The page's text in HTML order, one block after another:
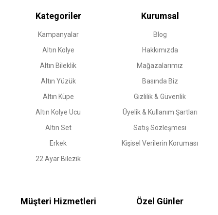
Kategoriler
Kampanyalar
Altın Kolye
Altın Bileklik
Altın Yüzük
Altın Küpe
Altın Kolye Ucu
Altın Set
Erkek
22 Ayar Bilezik
Kurumsal
Blog
Hakkımızda
Mağazalarımız
Basında Biz
Gizlilik & Güvenlik
Üyelik & Kullanım Şartları
Satış Sözleşmesi
Kişisel Verilerin Koruması
Müşteri Hizmetleri Özel Günler